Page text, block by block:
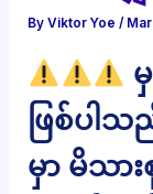
ByViktor Yoe/
ဖြစ်ပါ
မှာ မိသာ